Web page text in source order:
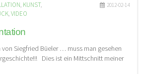
, KUNST,
,VIDEO
2012-02-14
Siegfried Büeler … muss man gesehen
Dies ist ein Mittschnitt meiner